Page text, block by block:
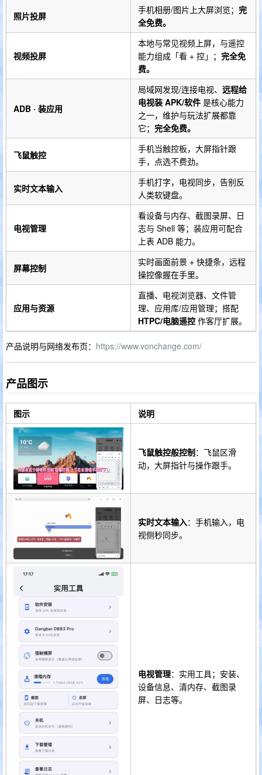
照片投屏
手机相册/图片上大屏浏览； 完
全免费。
视频投屏
本地与常见视频上屏，与遥控
能力组成「看 + 控」； 完全免
费。
ADB · 装应用
局域网发现/连接电视、 远程给
电视装 APK/软件 是核心能力
之一，维护与玩法扩展都靠
它； 完全免费。
飞鼠触控
手机当触控板，大屏指针跟
手，点选不费劲。
实时文本输入
手机打字，电视同步，告别反
人类软键盘。
电视管理
看设备与内存、截图录屏、日
志与 Shell 等；装应用可配合
上表 ADB 能力。
屏幕控制
实时画面前景 + 快捷条，远程
操控像握在手里。
应用与资源
直播、电视浏览器、文件管
理、应用库/应用管理；搭配
HTPC/电脑遥控 作客厅扩展。
产品说明与网络发布页： https://www.vonchange.com/
产品图示
图示 说明
飞鼠触控般控制：飞鼠区滑
动，大屏指针与操作跟手。
实时文本输入：手机输入，电
视侧秒同步。
电视管理：实用工具；安装、
设备信息、清内存、截图录
屏、日志等。